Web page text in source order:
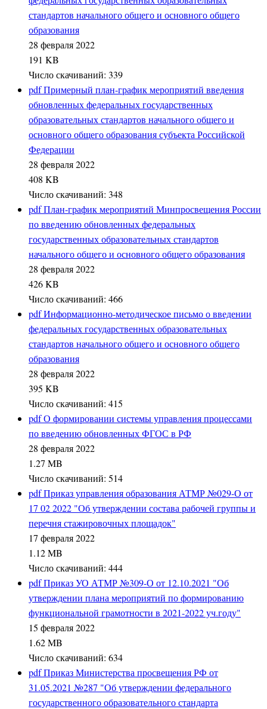
стандартов начального общего и основного общего
образования
28 февраля 2022
191 KB
Число скачиваний: 339
pdfПримерный план-график мероприятий введения
обновленных федеральных государственных
образовательных стандартов начального общего и
основного общего образования субъекта Российской
Федерации
28 февраля 2022
408 KB
Число скачиваний: 348
pdfПлан-график мероприятий Минпросвещения России
по введению обновленных федеральных
государственных образовательных стандартов
начального общего и основного общего образования
28 февраля 2022
426 KB
Число скачиваний: 466
pdfИнформационно-методическое письмо о введении
федеральных государственных образовательных
стандартов начального общего и основного общего
образования
28 февраля 2022
395 KB
Число скачиваний: 415
pdfО формировании системы управления процессами
по введению обновленных ФГОС в РФ
28 февраля 2022
1.27 MB
Число скачиваний: 514
pdfПриказ управления образования АТМР №029-О от
17 02 2022 "Об утверждении состава рабочей группы и
перечня стажировочных площадок"
17 февраля 2022
1.12 MB
Число скачиваний: 444
pdfПриказ УО АТМР №309-О от 12.10.2021 "Об
утверждении плана мероприятий по формированию
функциональной грамотности в 2021-2022 уч.году"
15 февраля 2022
1.62 MB
Число скачиваний: 634
pdfПриказ Министерства просвещения РФ от
31.05.2021 №287 "Об утверждении федерального
государственного образовательного стандарта